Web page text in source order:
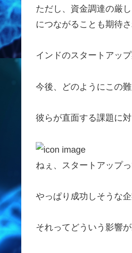
ただし、資金調達の厳
につながることも期待さ
インドのスタートアッ
今後、どのようにこの
彼らが直面する課題に
ねぇ、スタートアップ
やっぱり成功しそうな
それってどういう影響